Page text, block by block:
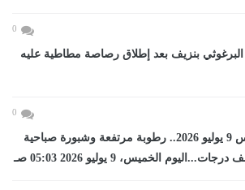
0
البرغوثي بنزيف بعد إطلاق رصاصة مطاطية عليه
0
طقس الخميس 9 يوليو 2026.. رطوبة مرتفعة وشبورة صباحية
الخميس، 9 يوليو 2026 05:03 صـ